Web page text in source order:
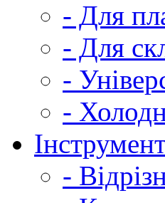
- Для
- Для
-
-
-